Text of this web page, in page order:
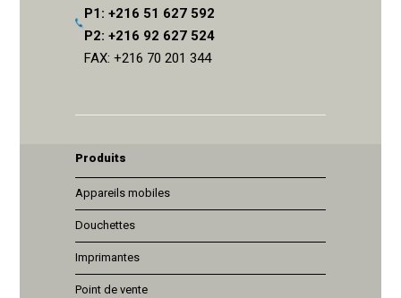
P1: +216 51 627 592
P2: +216 92 627 524
FAX: +216 70 201 344
Produits
Appareils mobiles
Douchettes
Imprimantes
Point de vente